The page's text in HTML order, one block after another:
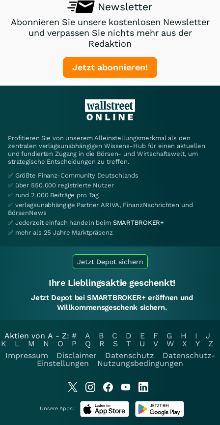
Newsletter
Abonnieren Sie unsere kostenlosen Newsletter
und verpassen Sie nichts mehr aus der
Redaktion
Jetzt abonnieren!
Profitieren Sie von unserem Alleinstellungsmerkmal als den
zentralen verlagsunabhängigen Wissens-Hub für einen aktuellen
und fundierten Zugang in die Börsen- und Wirtschaftswelt, um
strategische Entscheidungen zu treffen.
✅ Größte Finanz-Community Deutschlands
✅ über 550.000 registrierte Nutzer
✅ rund 2.000 Beiträge pro Tag
✅ verlagsunabhängige Partner ARIVA, FinanzNachrichten und
BörsenNews
✅ Jederzeit einfach handeln beim SMARTBROKER+
✅ mehr als 25 Jahre Marktpräsenz
Jetzt Depot sichern
Ihre Lieblingsaktie geschenkt!
Jetzt Depot bei SMARTBROKER+ eröffnen und
Willkommensgeschenk sichern.
Aktien von A - Z: # A B C D E F G H I
J
K
L M N O P Q R S T U V W X Y
Z
Impressum
Disclaimer Datenschutz
Datenschutz-
Einstellungen
Nutzungsbedingungen
Unsere Apps: